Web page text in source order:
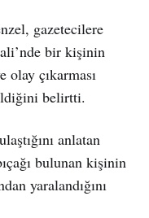
gazetecilere
bir kişinin
olay çıkarması
belirtti.
anlatan
bulunan kişinin
yaralandığını